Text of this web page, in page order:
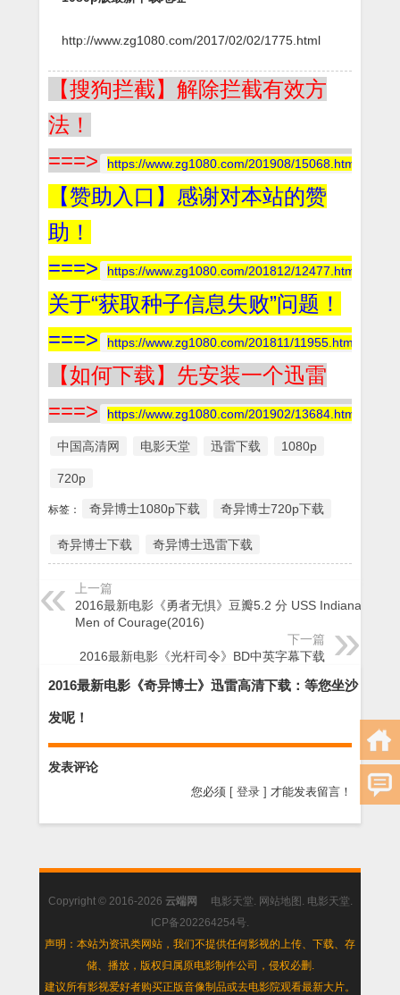
http://www.zg1080.com/2017/02/02/1775.html
【搜狗拦截】解除拦截有效方
法！
===>
https://www.zg1080.com/201908/15068.html
【赞助入口】感谢对本站的赞
助！
===>
https://www.zg1080.com/201812/12477.html
关于“获取种子信息失败”问题！
===>
https://www.zg1080.com/201811/11955.html
【如何下载】先安装一个迅雷
===>
https://www.zg1080.com/201902/13684.html
中国高清网 电影天堂 迅雷下载 1080p
720p
标签： 奇异博士1080p下载 奇异博士720p下载
奇异博士下载 奇异博士迅雷下载
上一篇
2016最新电影《勇者无惧》豆瓣5.2 分 USS Indianapolis:
Men of Courage(2016)
下一篇
2016最新电影《光杆司令》BD中英字幕下载
2016最新电影《奇异博士》迅雷高清下载：等您坐沙
发呢！
发表评论
您必须 [ 登录 ] 才能发表留言！
Copyright © 2016-2026 云端网 电影天堂 网站地图 电影天堂
ICP备202264254号
声明：本站为资讯类网站，我们不提供任何影视的上传、下载、存
储、播放，版权归属原电影制作公司，侵权必删.
建议所有影视爱好者购买正版音像制品或去电影院观看最新大片。